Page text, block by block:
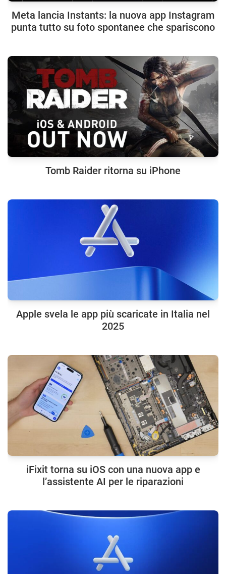
Meta lancia Instants: la nuova app Instagram
punta tutto su foto spontanee che spariscono
Tomb Raider ritorna su iPhone
Apple svela le app più scaricate in Italia nel
2025
iFixit torna su iOS con una nuova app e
l’assistente AI per le riparazioni